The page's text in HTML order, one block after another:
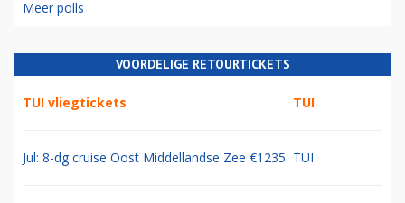
Meer polls
VOORDELIGE RETOURTICKETS
TUI vliegtickets TUI
Jul: 8-dg cruise Oost Middellandse Zee €1235 TUI